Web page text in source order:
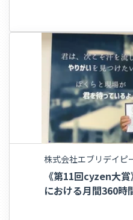
株式会社エブリデイピ
《第11回cyzen大
における月間360時